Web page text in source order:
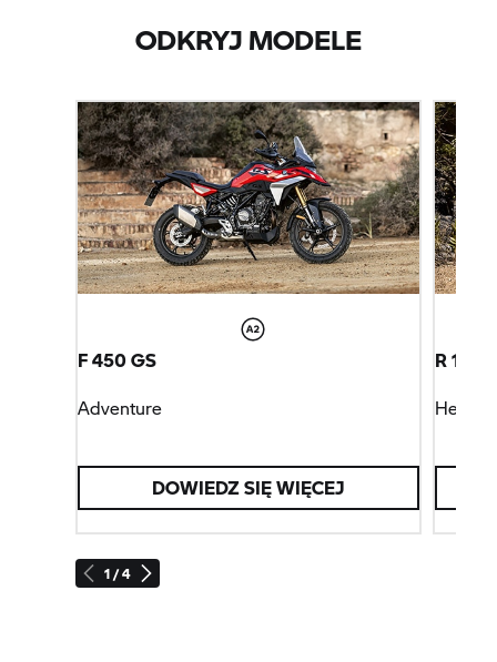
ODKRYJ MODELE
1 / 4
F 450 GS
Adventure
DOWIEDZ SIĘ WIĘCEJ
R 12